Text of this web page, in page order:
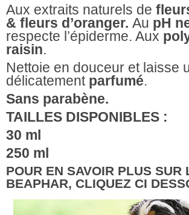
Aux extraits naturels de
& fleurs d’oranger. Au pH
respecte l’épiderme. Aux
raisin.
Nettoie en douceur et laisse
délicatement parfumé.
Sans parabène.
TAILLES DISPONIBLES :
30 ml
250 ml
POUR EN SAVOIR PLUS SUR
BEAPHAR, CLIQUEZ CI